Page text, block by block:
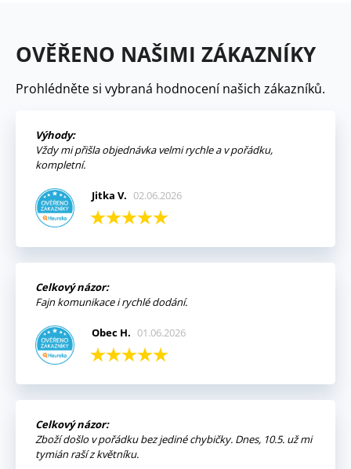
OVĚŘENO NAŠIMI ZÁKAZNÍKY
Prohlédněte si vybraná hodnocení našich zákazníků.
Výhody:
Vždy mi přišla objednávka velmi rychle a v pořádku,
kompletní.
Jitka V. 02.06.2026
Celkový názor:
Fajn komunikace i rychlé dodání.
Obec H. 01.06.2026
Celkový názor:
Zboží došlo v pořádku bez jediné chybičky. Dnes, 10.5. už mi
tymián raší z květníku.